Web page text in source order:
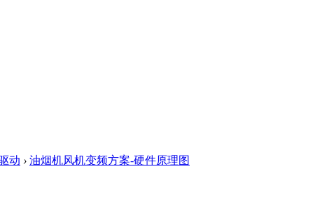
动 › 油烟机风机变频方案-硬件原理图